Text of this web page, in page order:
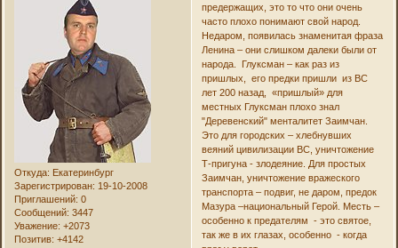
Откуда: Екатеринбург
Зарегистрирован: 19-10-2008
Приглашений: 0
Сообщений: 3447
Уважение: +2073
Позитив: +4142
предержащих, это то что они очень
часто плохо понимают свой народ.
Недаром, появилась знаменитая фраза
Ленина – они слишком далеки были от
народа. Глуксман – как раз из
пришлых, его предки пришли из ВС
лет 200 назад, «пришлый» для
местных Глуксман плохо знал
"Деревенский" менталитет Заимчан.
Это для городских – хлебнувших
веяний цивилизации ВС, уничтожение
Т-пригуна - злодеяние. Для простых
Заимчан, уничтожение вражеского
транспорта – подвиг, не даром, предок
Мазура –национальный Герой. Месть –
особенно к предателям - это святое,
так же в их глазах, особенно - когда